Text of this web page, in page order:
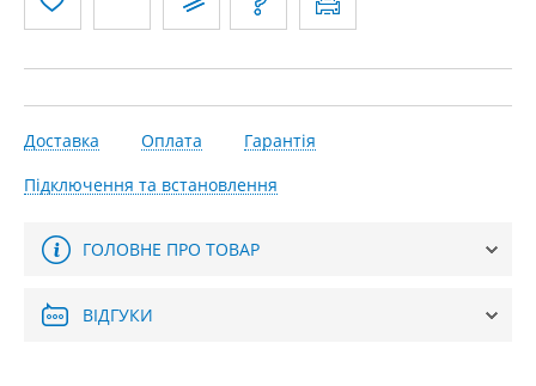
Доставка Оплата
Гарантія
Підключення та встановлення
ГОЛОВНЕ ПРО ТОВАР
ВІДГУКИ